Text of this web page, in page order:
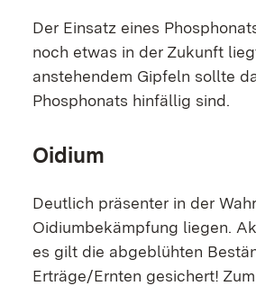
Der Einsatz eines
noch etwas in der Zukunft
anstehendem Gipfeln sollte
Phosphonats hinfällig sind.
Oidium
Deutlich präsenter in der
Oidiumbekämpfung liegen.
es gilt die abgeblühten
Erträge/Ernten gesichert!